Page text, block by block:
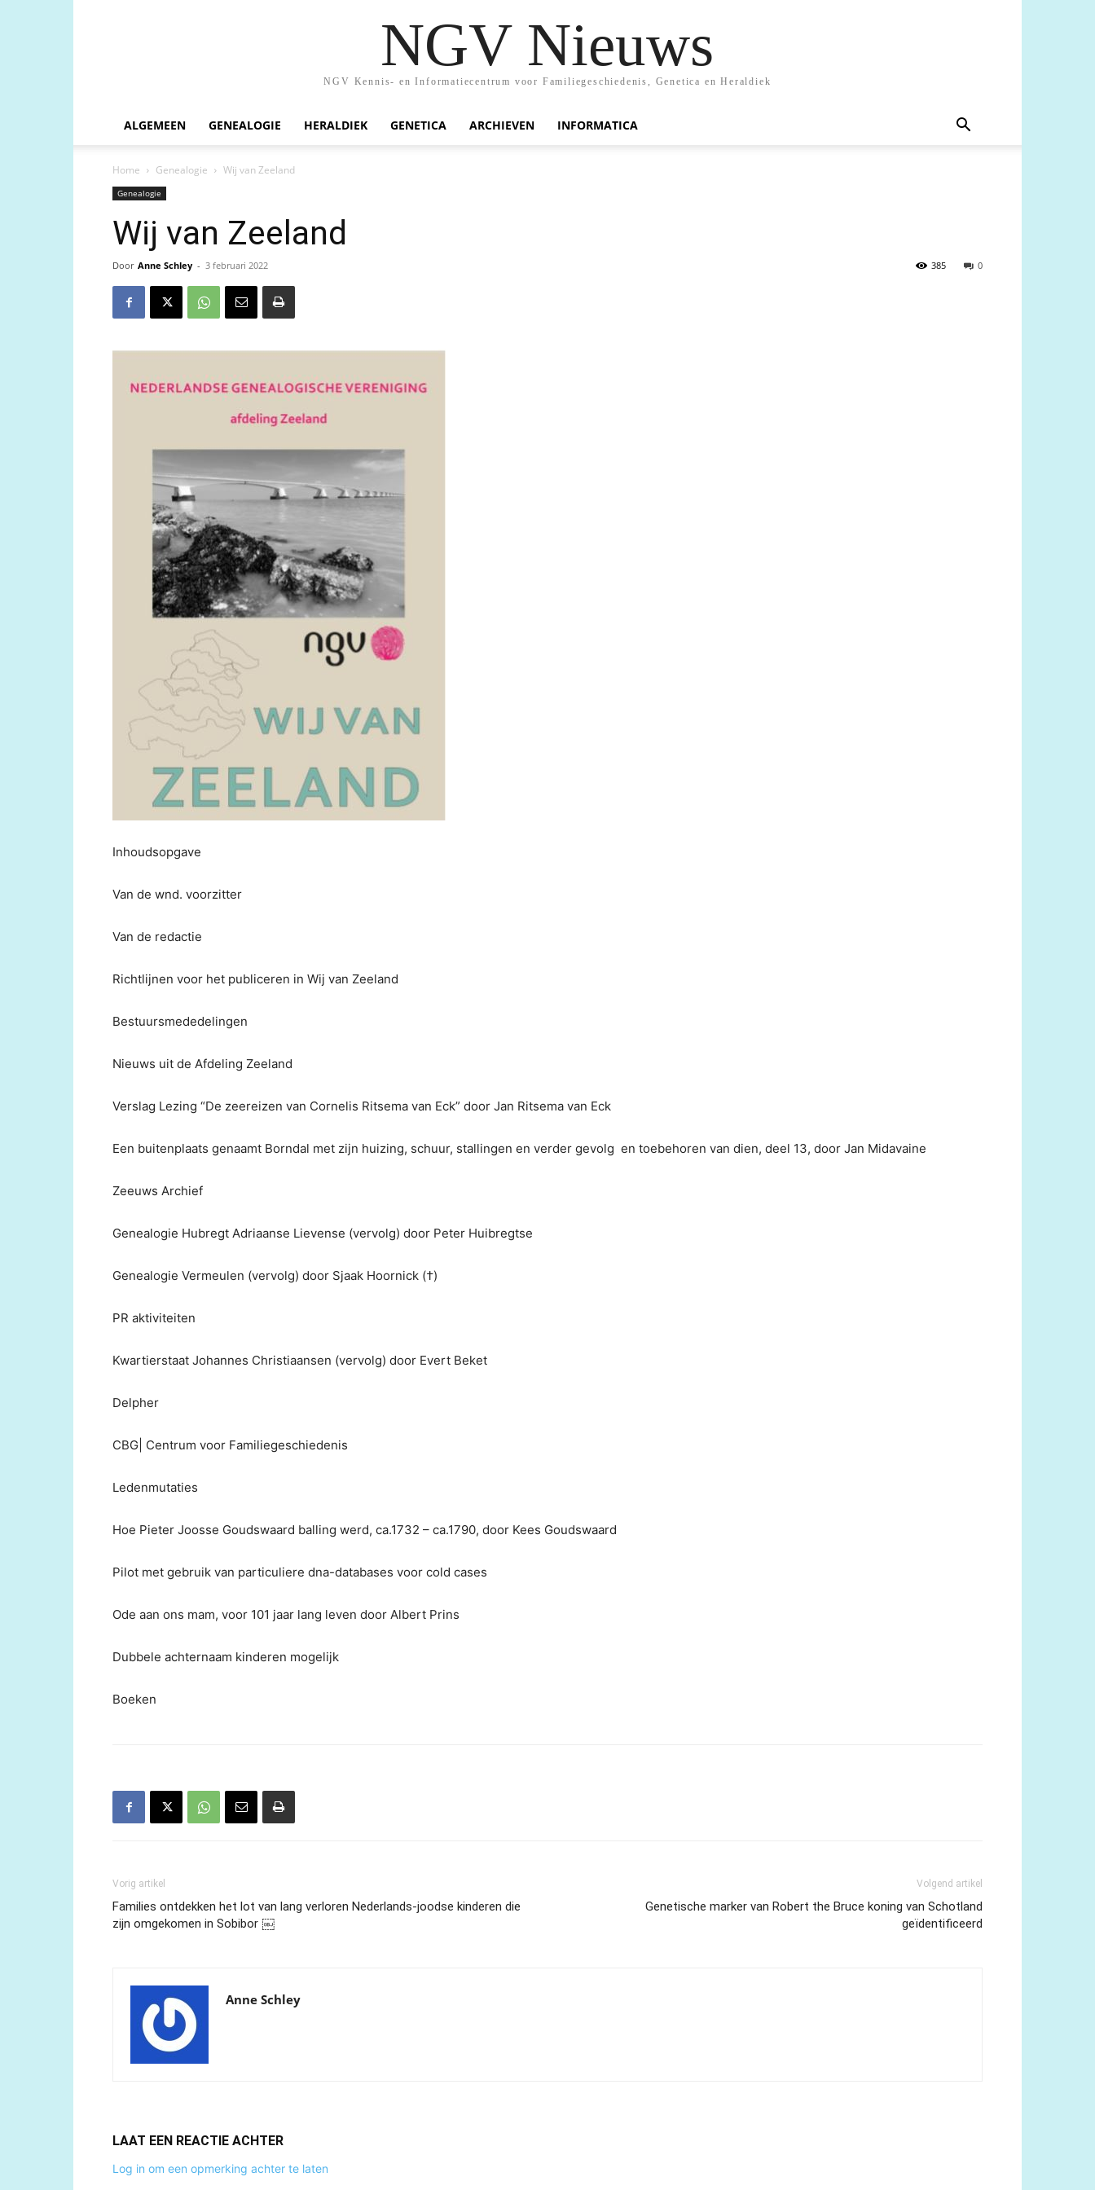
NGV Nieuws
NGV Kennis- en Informatiecentrum voor Familiegeschiedenis, Genetica en Heraldiek
ALGEMEEN GENEALOGIE HERALDIEK GENETICA ARCHIEVEN INFORMATICA
Home Genealogie Wij van Zeeland
Genealogie
Wij van Zeeland
Door Anne Schley - 3 februari 2022 0
385
Inhoudsopgave
Van de wnd. voorzitter
Van de redactie
Richtlijnen voor het publiceren in Wij van Zeeland
Bestuursmededelingen
Nieuws uit de Afdeling Zeeland
Verslag Lezing “De zeereizen van Cornelis Ritsema van Eck” door Jan Ritsema van Eck
Een buitenplaats genaamt Borndal met zijn huizing, schuur, stallingen en verder gevolg en toebehoren van dien, deel 13, door Jan Midavaine
Zeeuws Archief
Genealogie Hubregt Adriaanse Lievense (vervolg) door Peter Huibregtse
Genealogie Vermeulen (vervolg) door Sjaak Hoornick (†)
PR aktiviteiten
Kwartierstaat Johannes Christiaansen (vervolg) door Evert Beket
Delpher
CBG| Centrum voor Familiegeschiedenis
Ledenmutaties
Hoe Pieter Joosse Goudswaard balling werd, ca.1732 – ca.1790, door Kees Goudswaard
Pilot met gebruik van particuliere dna-databases voor cold cases
Ode aan ons mam, voor 101 jaar lang leven door Albert Prins
Dubbele achternaam kinderen mogelijk
Boeken
Vorig artikel
Families ontdekken het lot van lang verloren Nederlands-joodse kinderen die
zijn omgekomen in Sobibor ￼
Volgend artikel
Genetische marker van Robert the Bruce koning van Schotland
geïdentificeerd
Anne Schley
LAAT EEN REACTIE ACHTER
Log in om een opmerking achter te laten